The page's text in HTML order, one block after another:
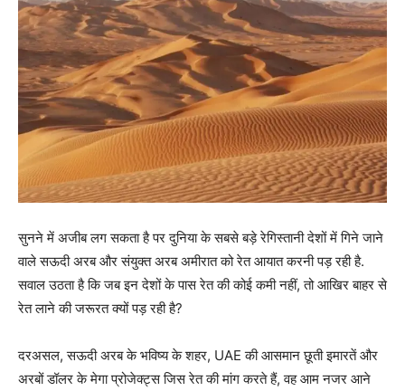
सुनने में अजीब लग सकता है पर दुनिया के सबसे बड़े रेगिस्तानी देशों में गिने जाने
वाले सऊदी अरब और संयुक्त अरब अमीरात को रेत आयात करनी पड़ रही है.
सवाल उठता है कि जब इन देशों के पास रेत की कोई कमी नहीं, तो आखिर बाहर से
रेत लाने की जरूरत क्यों पड़ रही है?
दरअसल, सऊदी अरब के भविष्य के शहर, UAE की आसमान छूती इमारतें और
अरबों डॉलर के मेगा प्रोजेक्ट्स जिस रेत की मांग करते हैं, वह आम नजर आने